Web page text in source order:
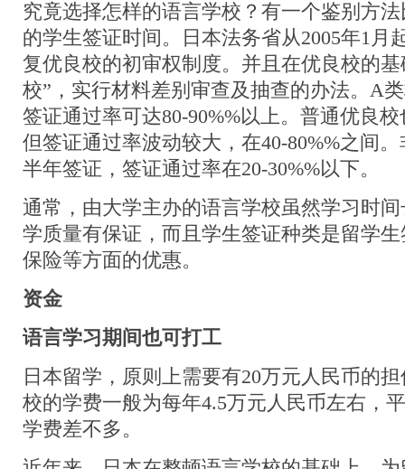
究竟选择怎样的语言学校？有一个鉴别方
的学生签证时间。日本法务省从2005年1月
复优良校的初审权制度。并且在优良校的
校”，实行材料差别审查及抽查的办法。A
签证通过率可达80-90%%以上。普通优良
但签证通过率波动较大，在40-80%%之间
半年签证，签证通过率在20-30%%以下。
通常，由大学主办的语言学校虽然学习时
学质量有保证，而且学生签证种类是留学
保险等方面的优惠。
资金
语言学习期间也可打工
日本留学，原则上需要有20万元人民币的
校的学费一般为每年4.5万元人民币左右，
学费差不多。